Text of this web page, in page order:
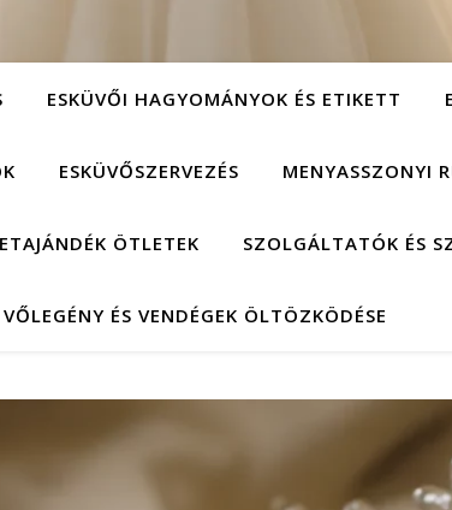
ESKÜVŐI HAGYOMÁNYOK ÉS ETIKETT
ESKÜVŐSZERVEZÉS MENYASSZONYI
ÖTLETEK SZOLGÁLTATÓK ÉS
VŐLEGÉNY ÉS VENDÉGEK ÖLTÖZKÖDÉSE